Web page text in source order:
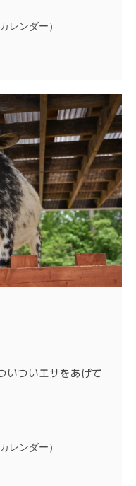
レンダー）
いついエサをあげて
レンダー）